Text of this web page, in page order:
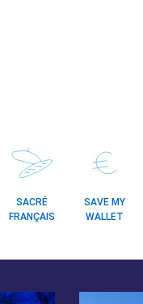
SACRÉ
FRANÇAIS
SAVE MY
WALLET